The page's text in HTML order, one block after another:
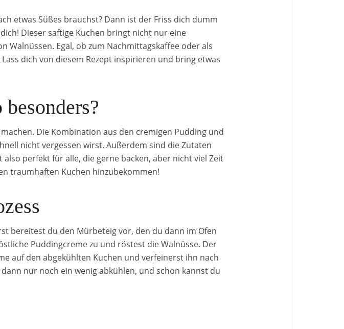
etwas Süßes brauchst? Dann ist der Friss dich dumm
Dieser saftige Kuchen bringt nicht nur eine
Walnüssen. Egal, ob zum Nachmittagskaffee oder als
dich von diesem Rezept inspirieren und bring etwas
Die Kombination aus den cremigen Pudding und
nicht vergessen wirst. Außerdem sind die Zutaten
perfekt für alle, die gerne backen, aber nicht viel Zeit
traumhaften Kuchen hinzubekommen!
bereitest du den Mürbeteig vor, den du dann im Ofen
Puddingcreme zu und röstest die Walnüsse. Der
auf den abgekühlten Kuchen und verfeinerst ihn nach
nur noch ein wenig abkühlen, und schon kannst du